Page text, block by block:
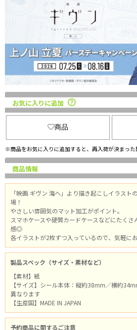
お気に入りに追加
商品
※商品をお気に入りに追加すると、再入荷が決まった
商品情報
「映画 ギヴン 海へ」より描き起こしイラスト
場！
やさしい雰囲気のマット加工がポイント。
スマホケースや硬質カードケースなどにたく
感◎
各イラストが2枚ずつ入っているので、気軽に
製品スペック（サイズ・素材など）
【素材】紙
【サイズ】シール本体：縦約38mm／横約
異なります
【生産国】MADE IN JAPAN
予約商品に関するご注意